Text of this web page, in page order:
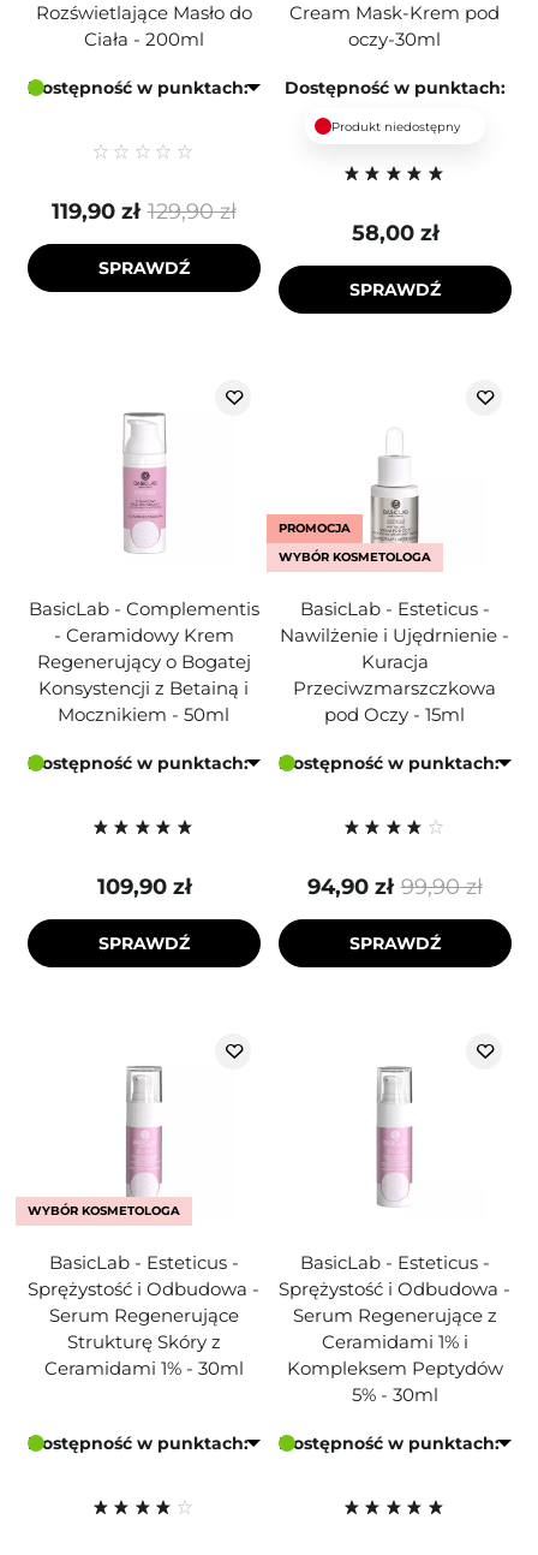
Rozświetlające Masło do
Ciała - 200ml
Dostępność w punktach:
129,90 zł
119,90 zł
SPRAWDŹ
Cream Mask-Krem pod
oczy-30ml
Dostępność w punktach:
Produkt niedostępny
58,00 zł
SPRAWDŹ
BasicLab - Complementis
- Ceramidowy Krem
Regenerujący o Bogatej
Konsystencji z Betainą i
Mocznikiem - 50ml
Dostępność w punktach:
109,90 zł
SPRAWDŹ
PROMOCJA
WYBÓR KOSMETOLOGA
BasicLab - Esteticus -
Nawilżenie i Ujędrnienie -
Kuracja
Przeciwzmarszczkowa
pod Oczy - 15ml
Dostępność w punktach:
99,90 zł
94,90 zł
SPRAWDŹ
WYBÓR KOSMETOLOGA
BasicLab - Esteticus -
Sprężystość i Odbudowa -
Serum Regenerujące
Strukturę Skóry z
Ceramidami 1% - 30ml
Dostępność w punktach:
BasicLab - Esteticus -
Sprężystość i Odbudowa -
Serum Regenerujące z
Ceramidami 1% i
Kompleksem Peptydów
5% - 30ml
Dostępność w punktach: